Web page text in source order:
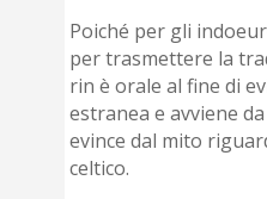
Poiché per gli
per trasmettere la
rin è orale al fine di
estranea e avviene
evince dal mito
celtico.